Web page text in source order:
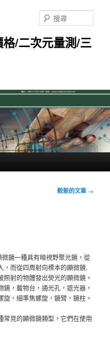
/二次元量測/三
尋
較新的文章 →
鏡一種具有暗視野聚光鏡，從
，而從四周射向標本的顯微鏡.
射的物體發出熒光的顯微鏡。
，載物台，通光孔，遮光器，
，細準焦螺旋，鏡臂，鏡柱。
常見的顯微鏡類型，它們在使用